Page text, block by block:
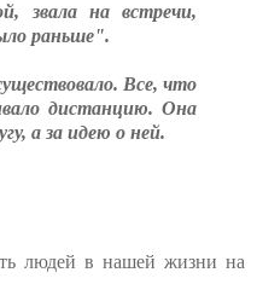
звала на встречи,
раньше".
Все, что
дистанцию. Она
а за идею о ней.
людей в нашей жизни на